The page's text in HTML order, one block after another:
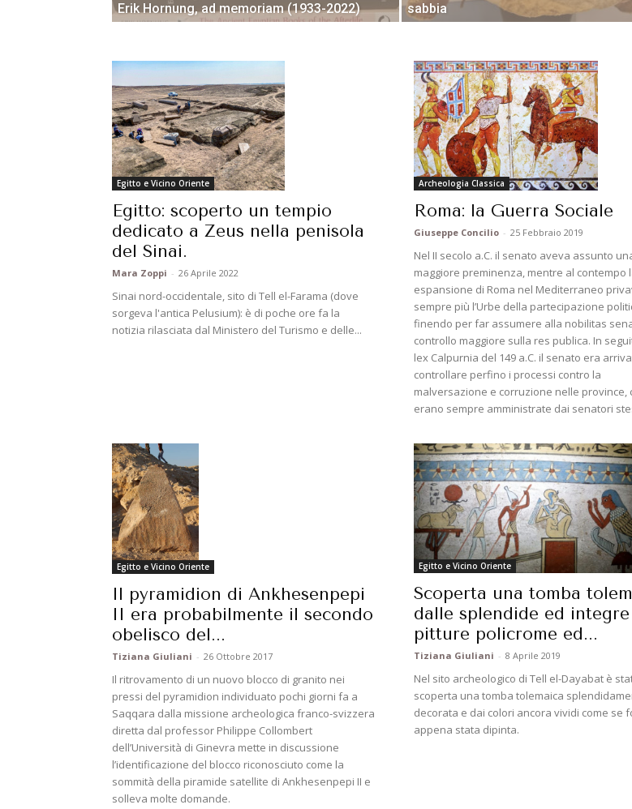
Erik Hornung, ad memoriam (1933-2022)
sabbia
Egitto e Vicino Oriente
Egitto: scoperto un tempio
dedicato a Zeus nella penisola
del Sinai.
Mara Zoppi - 26 Aprile 2022
Sinai nord-occidentale, sito di Tell el-Farama (dove
sorgeva l'antica Pelusium): è di poche ore fa la
notizia rilasciata dal Ministero del Turismo e delle...
Archeologia Classica
Roma: la Guerra Sociale
Giuseppe Concilio - 25 Febbraio 2019
Nel II secolo a.C. il senato aveva assunto
maggiore preminenza, mentre al contempo
espansione di Roma nel Mediterraneo
sempre più l’Urbe della partecipazione
finendo per far assumere alla nobilitas
controllo maggiore sulla res publica. In
lex Calpurnia del 149 a.C. il senato era
controllare perfino i processi contro la
malversazione e corruzione nelle province,
erano sempre amministrate dai senatori
Egitto e Vicino Oriente
Il pyramidion di Ankhesenpepi
II era probabilmente il secondo
obelisco del...
Tiziana Giuliani - 26 Ottobre 2017
Il ritrovamento di un nuovo blocco di granito nei
pressi del pyramidion individuato pochi giorni fa a
Saqqara dalla missione archeologica franco-svizzera
diretta dal professor Philippe Collombert
dell’Università di Ginevra mette in discussione
l’identificazione del blocco riconosciuto come la
sommità della piramide satellite di Ankhesenpepi II e
solleva molte domande.
Egitto e Vicino Oriente
Scoperta una tomba
dalle splendide ed integre
pitture policrome ed...
Tiziana Giuliani - 8 Aprile 2019
Nel sito archeologico di Tell el-Dayabat è
scoperta una tomba tolemaica
decorata e dai colori ancora vividi come se
appena stata dipinta.